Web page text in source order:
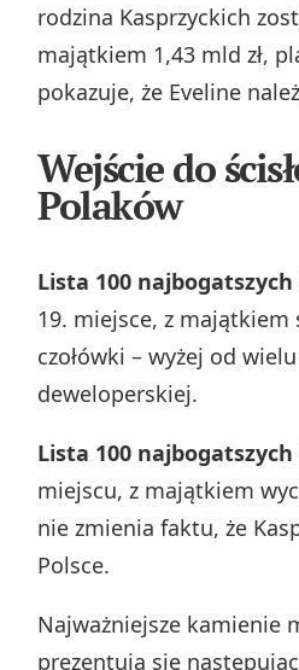
rodzina Kasprzyckich
majątkiem 1,43 mld zł,
pokazuje, że Eveline
Wejście do
Polaków
Lista 100 najbogatszych
19. miejsce, z majątkiem
czołówki – wyżej od
deweloperskiej.
Lista 100 najbogatszych
miejscu, z majątkiem
nie zmienia faktu, że
Polsce.
Najważniejsze kamienie
prezentują się